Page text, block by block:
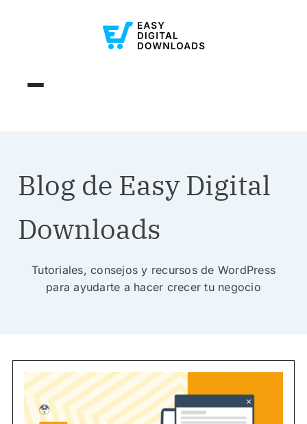
Blog de Easy Digital
Downloads
Tutoriales, consejos y recursos de WordPress
para ayudarte a hacer crecer tu negocio